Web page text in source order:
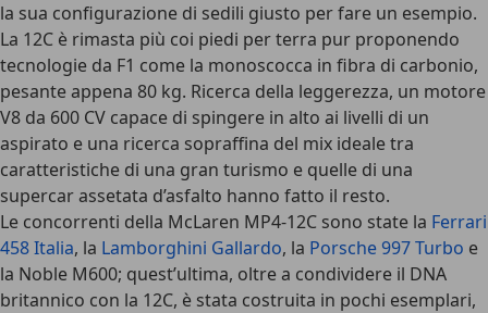
la sua configurazione di sedili giusto per fare un esempio.
La 12C è rimasta più coi piedi per terra pur proponendo
tecnologie da F1 come la monoscocca in fibra di carbonio,
pesante appena 80 kg. Ricerca della leggerezza, un motore
V8 da 600 CV capace di spingere in alto ai livelli di un
aspirato e una ricerca sopraffina del mix ideale tra
caratteristiche di una gran turismo e quelle di una
supercar assetata d’asfalto hanno fatto il resto.
Le concorrenti della McLaren MP4-12C sono state la Ferrari
458 Italia, la Lamborghini Gallardo, la Porsche 997 Turbo e
la Noble M600; quest’ultima, oltre a condividere il DNA
britannico con la 12C, è stata costruita in pochi esemplari,